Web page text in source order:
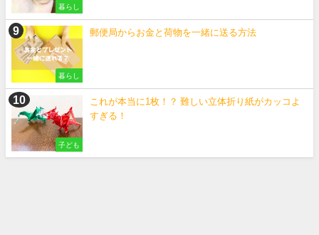
暮らし
暮らし
郵便局からお金と荷物を一緒に送る方法
子ども
これが本当に1枚！？ 難しい立体折り紙がカッコよ
すぎる！